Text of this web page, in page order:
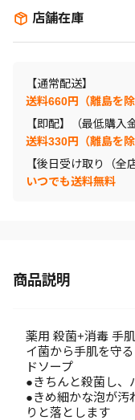
店舗在庫
【通常配送】
送料660円（離島を
【即配】（最低購入
送料330円（離島を
【後日受け取り（全
いつでも送料無料
商品説明
薬用 殺菌+消毒 手
イ菌から手肌を守
ドソープ
●きちんと殺菌し、
●きめ細かな泡が汚
りと落とします